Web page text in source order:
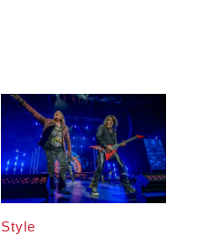
Style